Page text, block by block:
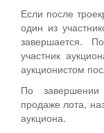
Если после
один из
завершается.
участник
аукционистом
По
продаже лота,
аукциона.